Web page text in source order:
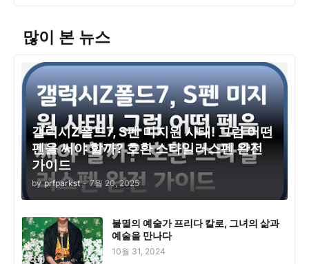
많이 본 뉴스
갤럭시Z폴드7, S펜 미지원 사태! 그럼 어떤
펜을 써야 할까? 호환 스타일러스펜 완전
가이드
by prfparkst - 7월 20, 2025
불멸의 예술가 프리다 칼로, 그녀의 삶과
예술을 만나다
10월 31, 2024